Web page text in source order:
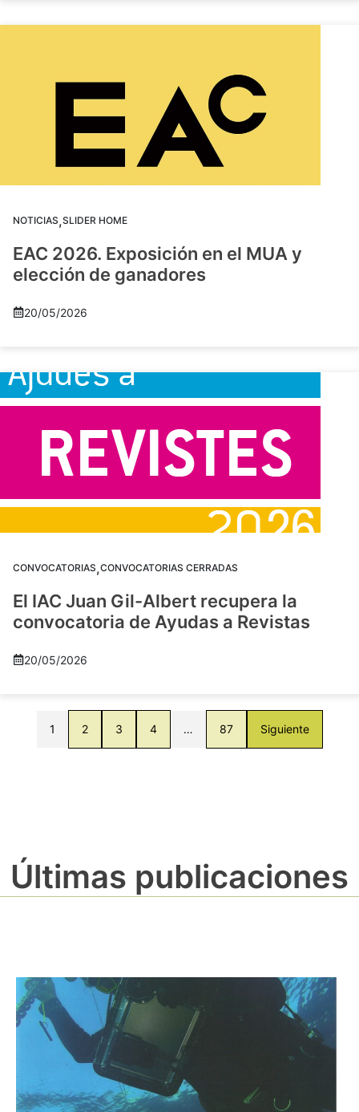
NOTICIAS,SLIDER HOME
EAC 2026. Exposición en el MUA y
elección de ganadores
20/05/2026
CONVOCATORIAS,CONVOCATORIAS CERRADAS
El IAC Juan Gil-Albert recupera la
convocatoria de Ayudas a Revistas
20/05/2026
1 2 3 4 … 87 Siguiente
Últimas publicaciones